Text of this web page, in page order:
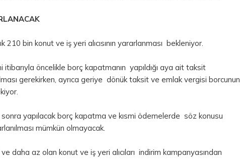
210 bin konut ve iş yeri alıcısının yararlanması bekleniyor.
itibarıyla öncelikle borç kapatmanın yapıldığı aya ait taksit
gerekirken, ayrıca geriye dönük taksit ve emlak vergisi borcunun
yapılacak borç kapatma ve kısmi ödemelerde söz konusu
mümkün olmayacak.
daha az olan konut ve iş yeri alıcıları indirim kampanyasından